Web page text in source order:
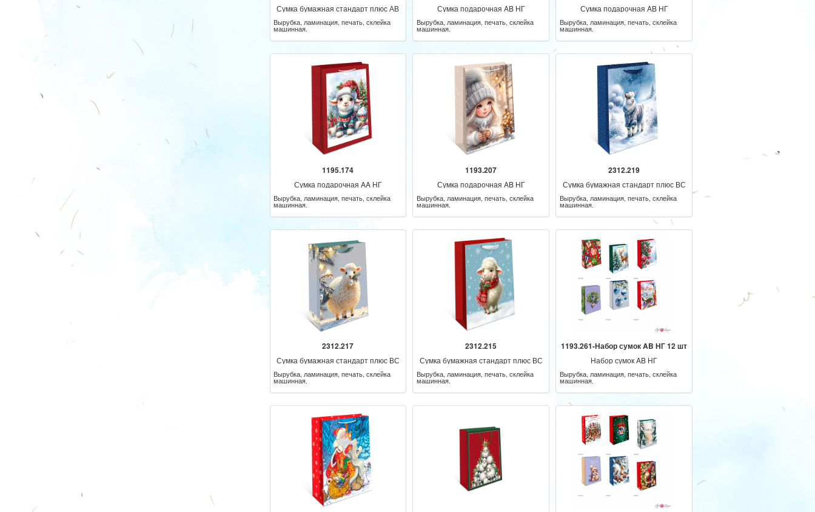
Сумка бумажная стандарт плюс АВ
Вырубка, ламинация, печать, склейка
машинная.
Сумка подарочная AB НГ
Вырубка, ламинация, печать, склейка
машинная.
Сумка подарочная AB НГ
Вырубка, ламинация, печать, склейка
машинная.
1195.174
Сумка подарочная AA НГ
Вырубка, ламинация, печать, склейка
машинная.
1193.207
Сумка подарочная AB НГ
Вырубка, ламинация, печать, склейка
машинная.
2312.219
Сумка бумажная стандарт плюс ВС
Вырубка, ламинация, печать, склейка
машинная.
2312.217
Сумка бумажная стандарт плюс ВС
Вырубка, ламинация, печать, склейка
машинная.
2312.215
Сумка бумажная стандарт плюс ВС
Вырубка, ламинация, печать, склейка
машинная.
1193.261-Набор сумок AB НГ 12 шт
Набор сумок AB НГ
Вырубка, ламинация, печать, склейка
машинная.